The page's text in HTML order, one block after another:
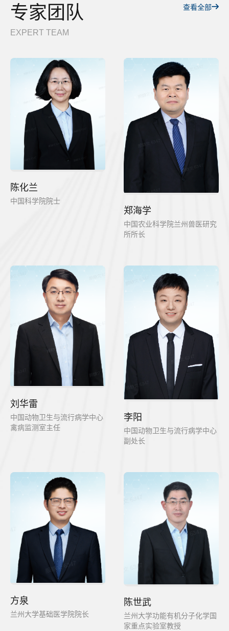
专家团队
EXPERT TEAM
查看全部
陈化兰
中国科学院院士
郑海学
中国农业科学院兰州兽医研究
所所长
刘华雷
中国动物卫生与流行病学中心
禽病监测室主任
李阳
中国动物卫生与流行病学中心
副处长
方泉
兰州大学基础医学院院长
陈世武
兰州大学功能有机分子化学国
家重点实验室教授